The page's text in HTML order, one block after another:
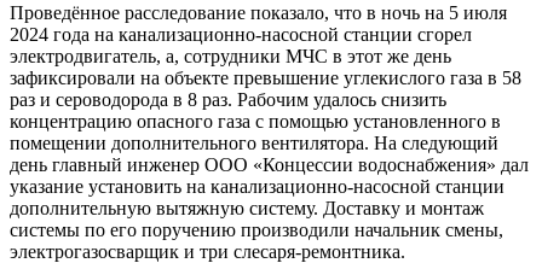
Проведённое расследование показало, что в ночь на 5 июля
2024 года на канализационно-насосной станции сгорел
электродвигатель, а, сотрудники МЧС в этот же день
зафиксировали на объекте превышение углекислого газа в 58
раз и сероводорода в 8 раз. Рабочим удалось снизить
концентрацию опасного газа с помощью установленного в
помещении дополнительного вентилятора. На следующий
день главный инженер ООО «Концессии водоснабжения» дал
указание установить на канализационно-насосной станции
дополнительную вытяжную систему. Доставку и монтаж
системы по его поручению производили начальник смены,
электрогазосварщик и три слесаря-ремонтника.